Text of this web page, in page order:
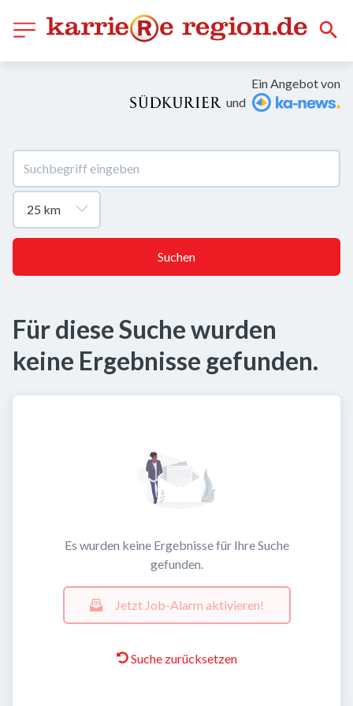
Ein Angebot von
und
Suchen
Für diese Suche wurden
keine Ergebnisse gefunden.
Es wurden keine Ergebnisse für Ihre Suche
gefunden.
Jetzt Job-Alarm aktivieren!
Suche zurücksetzen